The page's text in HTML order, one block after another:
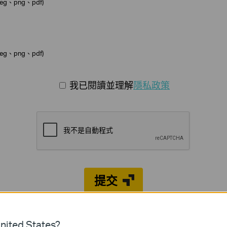
、png、pdf)
、png、pdf)
我已閱讀並理解隱私政策
提交
States?